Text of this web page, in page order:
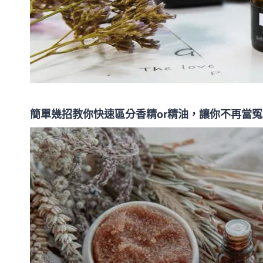
簡單幾招教你快速區分香精or精油，讓你不再當